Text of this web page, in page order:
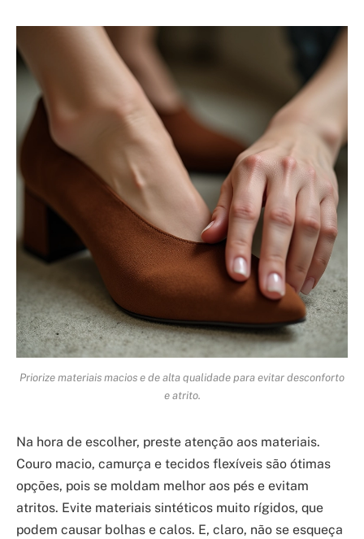
Priorize materiais macios e de alta qualidade para evitar desconforto
e atrito.
Na hora de escolher, preste atenção aos materiais.
Couro macio, camurça e tecidos flexíveis são ótimas
opções, pois se moldam melhor aos pés e evitam
atritos. Evite materiais sintéticos muito rígidos, que
podem causar bolhas e calos. E, claro, não se esqueça